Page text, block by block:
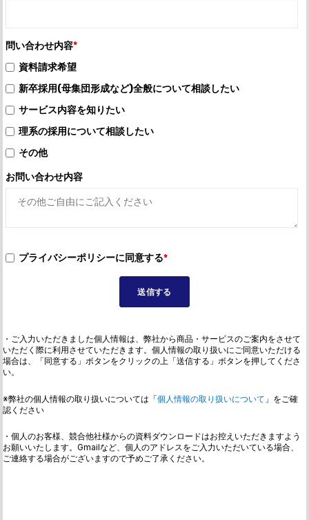
問い合わせ内容*
資料請求希望
新卒採用(母集団形成など)全般について相談したい
サービス内容を知りたい
理系の採用について相談したい
その他
お問い合わせ内容
プライバシーポリシーに同意する*
・ご入力いただきました個人情報は、弊社から商品・サービスのご案内をさせて
いただく際に利用させていただきます。個人情報の取り扱いにご同意いただける
場合は、「同意する」ボタンをクリックの上「送信する」ボタンを押してくださ
い。
※弊社の個人情報の取り扱いについては「個人情報の取り扱いについて 」をご確
認ください
・個人のお客様、競合他社様からの資料ダウンロードはお控えいただきますよう
お願いいたします。Gmailなど、個人のアドレスをご入力いただいている場合、
ご連絡する場合がございますので予めご了承ください。